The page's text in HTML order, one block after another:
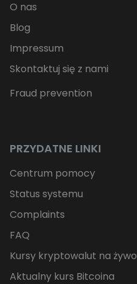
O nas
Blog
Impressum
Skontaktuj się z nami
Fraud prevention
PRZYDATNE LINKI
Centrum pomocy
Status systemu
Complaints
FAQ
Kursy kryptowalut na żywo
Aktualny kurs Bitcoina